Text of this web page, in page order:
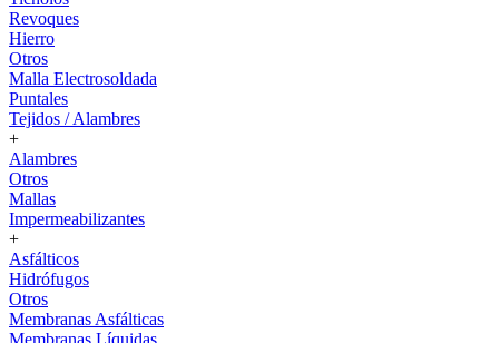
Revoques
Hierro
Otros
Malla Electrosoldada
Puntales
Tejidos / Alambres
+
Alambres
Otros
Mallas
Impermeabilizantes
+
Asfálticos
Hidrófugos
Otros
Membranas Asfálticas
Membranas Líquidas